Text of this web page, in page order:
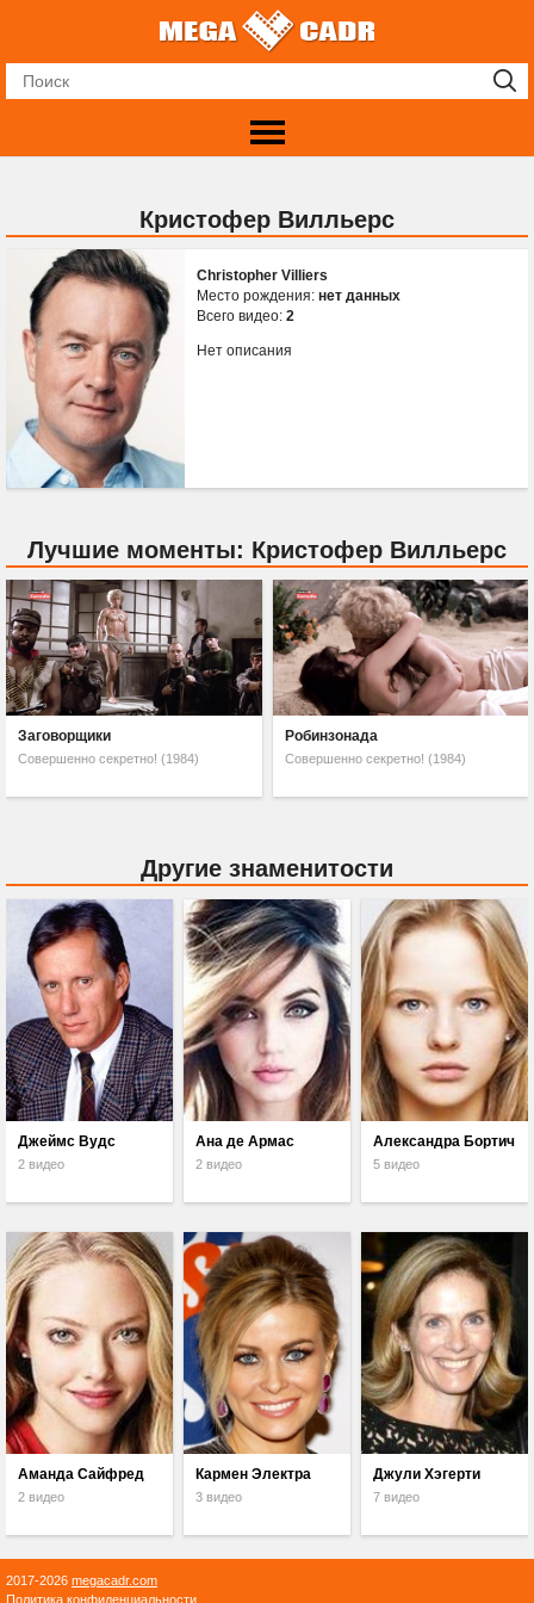
Кристофер Вилльерс
Christopher Villiers
Место рождения: нет данных
Всего видео: 2
Нет описания
Лучшие моменты: Кристофер Вилльерс
Заговорщики
Совершенно секретно! (1984)
Робинзонада
Совершенно секретно! (1984)
Другие знаменитости
Джеймс Вудс
2 видео
Ана де Армас
2 видео
Александра Бортич
5 видео
Аманда Сайфред
2 видео
Кармен Электра
3 видео
Джули Хэгерти
7 видео
2017-2026 megacadr.com
Политика конфиденциальности